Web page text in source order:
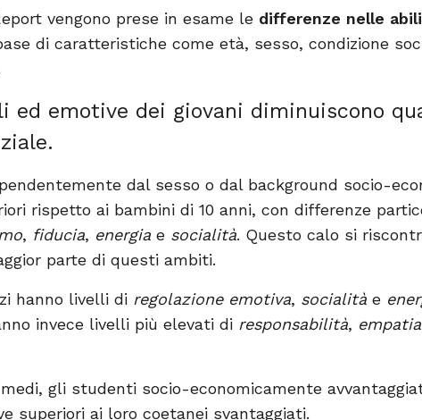
vengono prese in esame le differenze nelle
di caratteristiche come età, sesso, condizione
ed emotive dei giovani diminuiscono
dal sesso o dal background socio-
rispetto ai bambini di 10 anni, con differenze
, fiducia, energia e socialità. Questo calo si
parte di questi ambiti.
hanno livelli di regolazione emotiva, socialità e
invece livelli più elevati di responsabilità, empatia
gli studenti socio-economicamente
superiori ai loro coetanei svantaggiati.